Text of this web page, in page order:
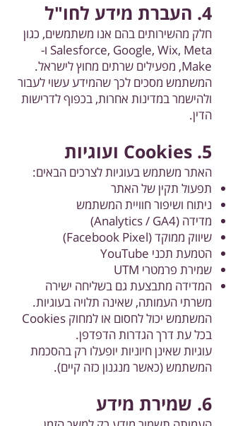
4. העברת מידע לחו"ל
חלק מהשירותים בהם אנו משתמשים, כגון
Salesforce, Google, Wix, Meta ו-
Make, מפעילים שרתים מחוץ לישראל.
המשתמש מסכים לכך שהמידע עשוי לעבור
ולהישמר במדינות אחרות, בכפוף לדרישות
הדין.
5. Cookies ועוגיות
האתר משתמש בעוגיות לצרכים הבאים:
תפעול תקין של האתר
ניתוח ושיפור חוויית המשתמש
מדידה (Analytics / GA4)
שיווק ממוקד (Facebook Pixel)
הטמעת תכני YouTube
שמירת פרמטרי UTM
המדידה מתבצעת גם בשליחה ישירה
משרתי העמותה, שאינה תלויה בעוגיות.
המשתמש יכול לחסום או למחוק Cookies
בכל עת דרך הגדרות הדפדפן.
עוגיות שאינן חיוניות יופעלו רק בהסכמת
המשתמש (כאשר מנגנון כזה קיים).
6. שמירת מידע